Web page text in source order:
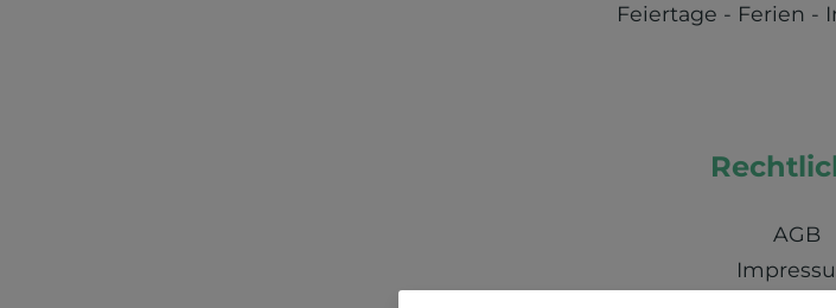
Feiertage - Ferien -
AGB